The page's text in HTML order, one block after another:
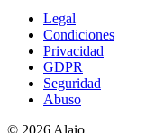
Legal
Condiciones
Privacidad
GDPR
Seguridad
Abuso